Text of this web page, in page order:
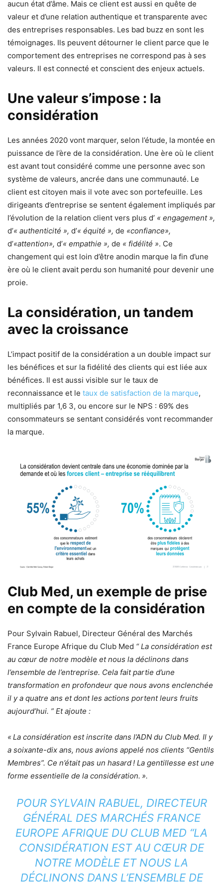
aucun état d’âme. Mais ce client est aussi en quête de
valeur et d’une relation authentique et transparente avec
des entreprises responsables. Les bad buzz en sont les
témoignages. Ils peuvent détourner le client parce que le
comportement des entreprises ne correspond pas à ses
valeurs. Il est connecté et conscient des enjeux actuels.
Une valeur s’impose : la
considération
Les années 2020 vont marquer, selon l’étude, la montée en
puissance de l’ère de la considération. Une ère où le client
est avant tout considéré comme une personne avec son
système de valeurs, ancrée dans une communauté. Le
client est citoyen mais il vote avec son portefeuille. Les
dirigeants d’entreprise se sentent également impliqués par
l’évolution de la relation client vers plus d’ « engagement »,
d’« authenticité », d’« équité », de «confiance»,
d’«attention», d’« empathie », de « fidélité ». Ce
changement qui est loin d’être anodin marque la fin d’une
ère où le client avait perdu son humanité pour devenir une
proie.
La considération, un tandem
avec la croissance
L’impact positif de la considération a un double impact sur
les bénéfices et sur la fidélité des clients qui est liée aux
bénéfices. Il est aussi visible sur le taux de
reconnaissance et le taux de satisfaction de la marque,
multipliés par 1,6 3, ou encore sur le NPS : 69% des
consommateurs se sentant considérés vont recommander
la marque.
Club Med, un exemple de prise
en compte de la considération
Pour Sylvain Rabuel, Directeur Général des Marchés
France Europe Afrique du Club Med “ La considération est
au cœur de notre modèle et nous la déclinons dans
l’ensemble de l’entreprise. Cela fait partie d’une
transformation en profondeur que nous avons enclenchée
il y a quatre ans et dont les actions portent leurs fruits
aujourd’hui. ” Et ajoute :
« La considération est inscrite dans l’ADN du Club Med. Il y
a soixante-dix ans, nous avions appelé nos clients “Gentils
Membres”. Ce n’était pas un hasard ! La gentillesse est une
forme essentielle de la considération. ».
POUR SYLVAIN RABUEL, DIRECTEUR
GÉNÉRAL DES MARCHÉS FRANCE
EUROPE AFRIQUE DU CLUB MED “LA
CONSIDÉRATION EST AU CŒUR DE
NOTRE MODÈLE ET NOUS LA
DÉCLINONS DANS L’ENSEMBLE DE